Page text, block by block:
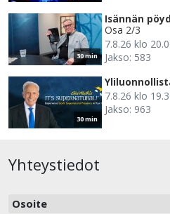
30 min
Isännän
Osa 2/3
7.8.26 klo
Jakso: 583
30 min
7.8.26 klo
Jakso: 963
Yhteystiedot
Osoite